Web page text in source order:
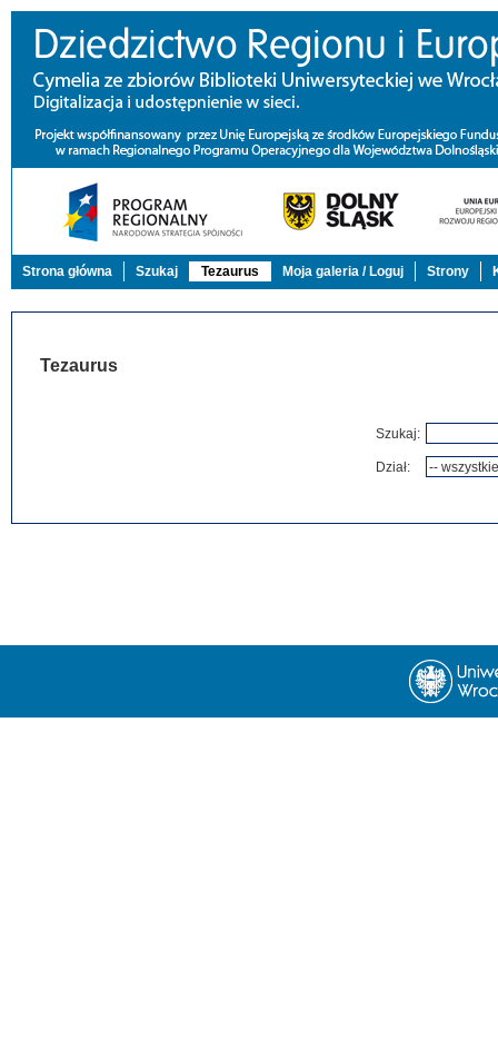
Strona główna Szukaj Tezaurus Moja galeria / Loguj Strony
Tezaurus
Szukaj:
Dział: